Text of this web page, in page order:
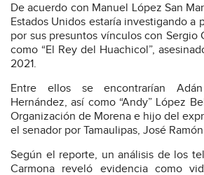
De acuerdo con Manuel López San
Estados Unidos estaría investigando a
por sus presuntos vínculos con Sergio
como “El Rey del Huachicol”,
2021.
Entre ellos se encontrarían
Hernández, así como “Andy” López
Organización de Morena e hijo del
el senador por Tamaulipas, José
Según el reporte, un análisis de los
Carmona reveló evidencia como